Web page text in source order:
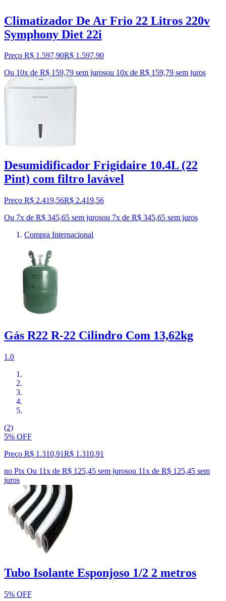
Climatizador De Ar Frio 22 Litros 220v
Symphony Diet 22i
Preço R$ 1.597,90R$ 1.597,90
Ou 10x de R$ 159,79 sem jurosou 10x de R$ 159,79 sem juros
Desumidificador Frigidaire 10.4L (22
Pint) com filtro lavável
Preço R$ 2.419,56R$ 2.419,56
Ou 7x de R$ 345,65 sem jurosou 7x de R$ 345,65 sem juros
Compra Internacional
Gás R22 R-22 Cilindro Com 13,62kg
1.0
(2)
5% OFF
Preço R$ 1.310,91R$ 1.310,91
no Pix Ou 11x de R$ 125,45 sem jurosou 11x de R$ 125,45 sem
juros
Tubo Isolante Esponjoso 1/2 2 metros
5% OFF